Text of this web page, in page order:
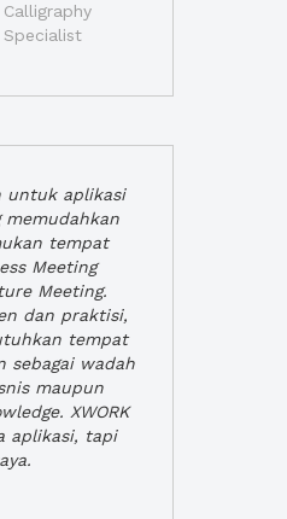
Calligraphy
Specialist
untuk aplikasi
memudahkan
tempat
Meeting
Meeting.
dan praktisi,
tempat
sebagai wadah
maupun
XWORK
aplikasi, tapi